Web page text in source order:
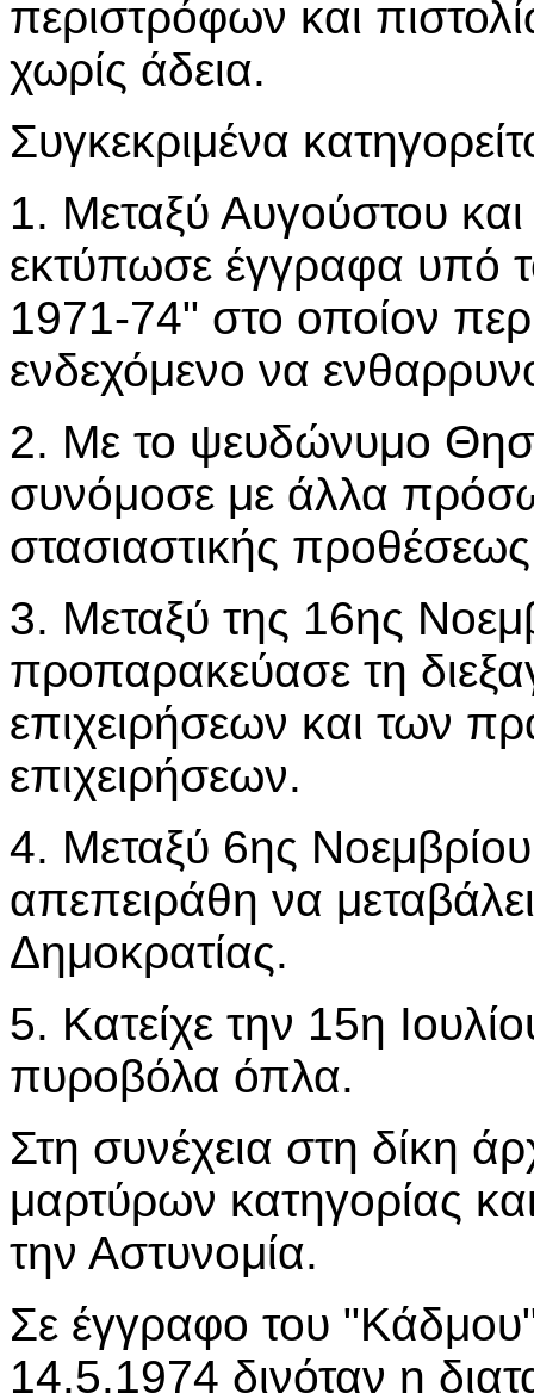
περιστρόφων και
χωρίς άδεια.
Συγκεκριμένα
1. Μεταξύ Αυγούστου
εκτύπωσε έγγραφα υπό
1971-74" στο οποίον
ενδεχόμενο να
2. Με το ψευδώνυμο
συνόμοσε με άλλα
στασιαστικής
3. Μεταξύ της 16ης
προπαρακεύασε τη
επιχειρήσεων και των
επιχειρήσεων.
4. Μεταξύ 6ης
απεπειράθη να
Δημοκρατίας.
5. Κατείχε την 15η
πυροβόλα όπλα.
Στη συνέχεια στη δίκη
μαρτύρων κατηγορίας
την Αστυνομία.
Σε έγγραφο του
14.5.1974 δινόταν η